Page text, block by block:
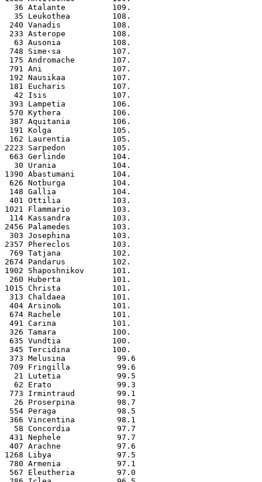
  36 Atalante          109.
  35 Leukothea         108.
240 Vanadis           108.
233 Asterope          108.
  63 Ausonia           108.
748 Sime‹sa           107.
175 Andromache        107.
791 Ani               107.
192 Nausikaa          107.
181 Eucharis          107.
  42 Isis              107.
393 Lampetia          106.
570 Kythera           106.
387 Aquitania         106.
191 Kolga             105.
162 Laurentia         105.
2223 Sarpedon          105.
663 Gerlinde          104.
  30 Urania            104.
1390 Abastumani        104.
626 Notburga          104.
148 Gallia            104.
401 Ottilia           103.
1021 Flammario         103.
114 Kassandra         103.
2456 Palamedes         103.
303 Josephina         103.
2357 Phereclos         103.
769 Tatjana           102.
2674 Pandarus          102.
1902 Shaposhnikov      101.
260 Huberta           101.
1015 Christa           101.
313 Chaldaea          101.
404 Arsino‰           101.
674 Rachele           101.
491 Carina            101.
326 Tamara            100.
635 Vundtia           100.
345 Tercidina         100.
373 Melusina           99.6
709 Fringilla          99.6
  21 Lutetia            99.5
  62 Erato              99.3
773 Irmintraud         99.1
  26 Proserpina         98.7
554 Peraga             98.5
366 Vincentina         98.1
  58 Concordia          97.7
431 Nephele            97.7
407 Arachne            97.6
1268 Libya              97.5
780 Armenia            97.1
567 Eleutheria         97.0